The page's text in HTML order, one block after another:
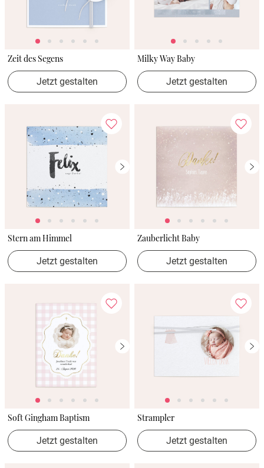
Zeit des Segens
Jetzt gestalten
Milky Way Baby
Jetzt gestalten
Stern am Himmel
Jetzt gestalten
Zauberlicht Baby
Jetzt gestalten
Soft Gingham Baptism
Jetzt gestalten
Strampler
Jetzt gestalten